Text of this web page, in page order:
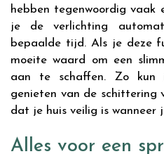
hebben tegenwoordig vaak
je de verlichting
bepaalde tijd. Als je deze
moeite waard om een
aan te schaffen. Zo
genieten van de schittering
dat je huis veilig is wanneer
Alles voor een